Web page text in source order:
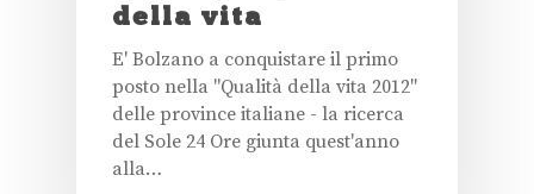
della vita
E' Bolzano a conquistare il primo
posto nella "Qualità della vita 2012"
delle province italiane - la ricerca
del Sole 24 Ore giunta quest'anno
alla…